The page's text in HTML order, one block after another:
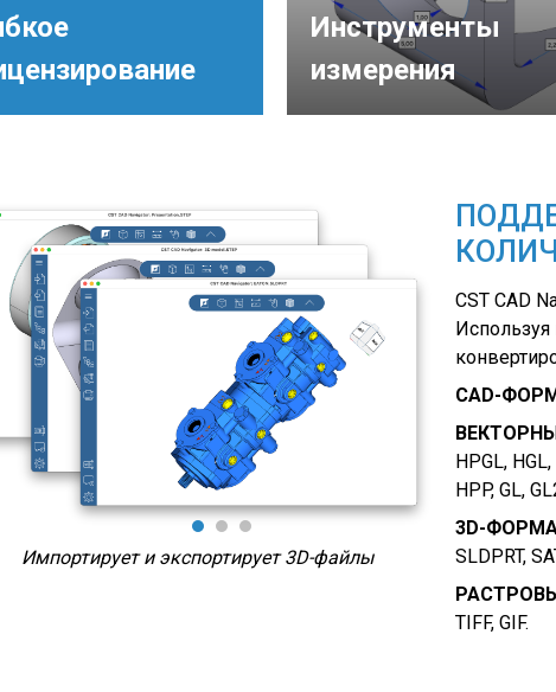
Инструменты
измерения
CST CAD
CAD-
HPGL,
HPP, GL,
3D-
SLDPRT,
TIFF, GIF.
Экспортирует файлы в более 20 форматов
Печать